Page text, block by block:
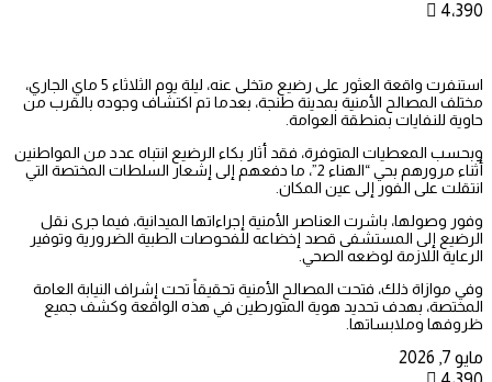
4٬390
استنفرت واقعة العثور على رضيع متخلى عنه، ليلة يوم الثلاثاء 5 ماي الجاري،
مختلف المصالح الأمنية بمدينة طنجة، بعدما تم اكتشاف وجوده بالقرب من
حاوية للنفايات بمنطقة العوامة.
وبحسب المعطيات المتوفرة، فقد أثار بكاء الرضيع انتباه عدد من المواطنين
أثناء مرورهم بحي “الهناء 2”، ما دفعهم إلى إشعار السلطات المختصة التي
انتقلت على الفور إلى عين المكان.
وفور وصولها، باشرت العناصر الأمنية إجراءاتها الميدانية، فيما جرى نقل
الرضيع إلى المستشفى قصد إخضاعه للفحوصات الطبية الضرورية وتوفير
الرعاية اللازمة لوضعه الصحي.
وفي موازاة ذلك، فتحت المصالح الأمنية تحقيقاً تحت إشراف النيابة العامة
المختصة، بهدف تحديد هوية المتورطين في هذه الواقعة وكشف جميع
ظروفها وملابساتها.
مايو 7, 2026